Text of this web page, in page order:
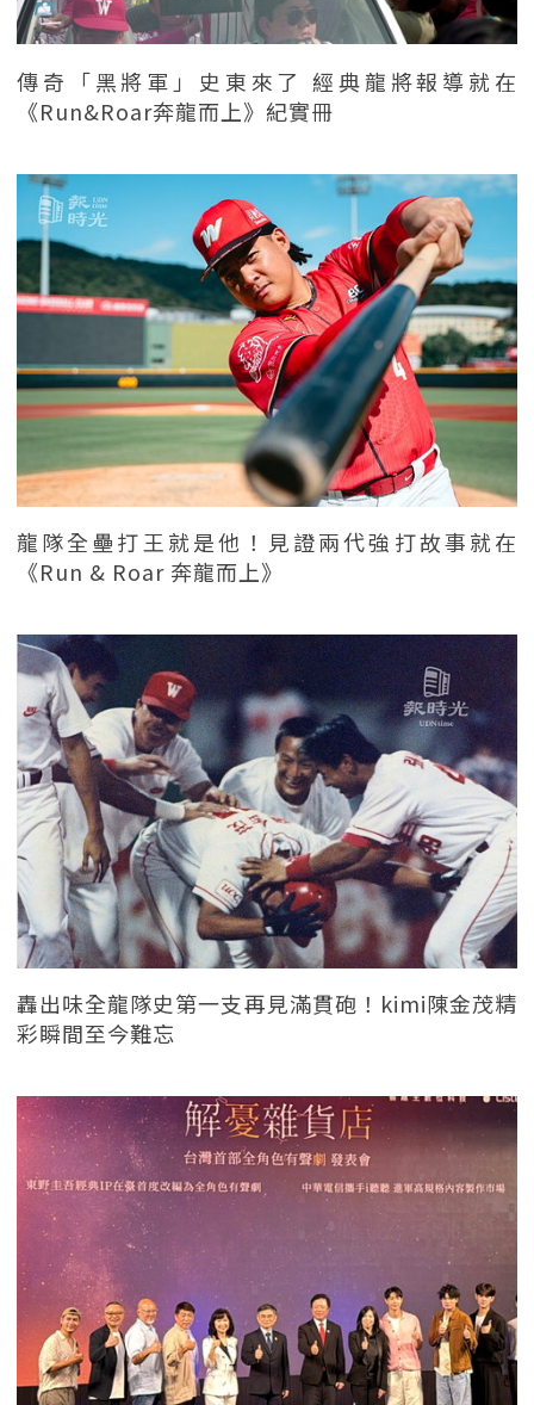
傳奇「黑將軍」史東來了 經典龍將報導就在
《Run&Roar奔龍而上》紀實冊
龍隊全壘打王就是他！見證兩代強打故事就在
《Run & Roar 奔龍而上》
轟出味全龍隊史第一支再見滿貫砲！kimi陳金茂精
彩瞬間至今難忘